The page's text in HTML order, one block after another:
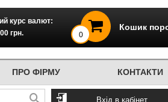
курс валют:
грн.
0
Кошик
ПРО ФІРМУ КОНТАКТИ
Вхід в кабінет